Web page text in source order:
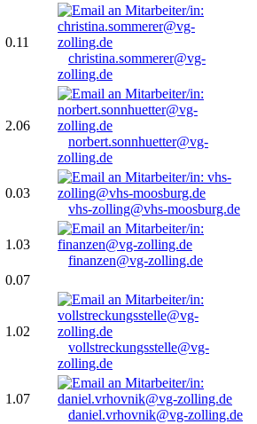
0.11
christina.sommerer@vg-
zolling.de
2.06
norbert.sonnhuetter@vg-
zolling.de
0.03
vhs-zolling@vhs-moosburg.de
1.03
finanzen@vg-zolling.de
0.07
1.02
vollstreckungsstelle@vg-
zolling.de
1.07
daniel.vrhovnik@vg-zolling.de